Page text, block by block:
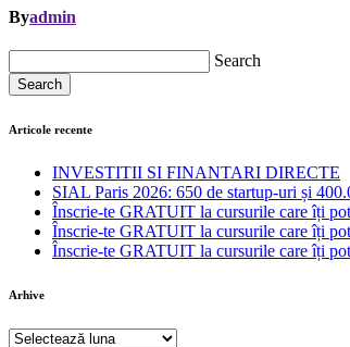
Byadmin
Search
Search
Articole recente
INVESTITII SI FINANTARI DIRECTE
SIAL Paris 2026: 650 de startup-uri și
Înscrie-te GRATUIT la cursurile care îți
Înscrie-te GRATUIT la cursurile care îți
Înscrie-te GRATUIT la cursurile care îți
Arhive
Arhive